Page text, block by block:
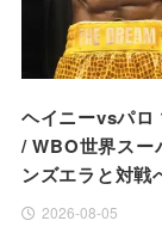
ヘイニーvsパロ
/ WBO世界スー
ンズエラと対戦
2026-08-05